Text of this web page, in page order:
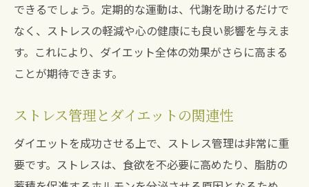
できるでしょう。定期的な運動は、代謝を助けるだけで
なく、ストレスの軽減や心の健康にも良い影響を与えま
す。これにより、ダイエット全体の効果がさらに高まる
ことが期待できます。
ストレス管理とダイエットの関連性
ダイエットを成功させる上で、ストレス管理は非常に重
要です。ストレスは、食欲を不必要に高めたり、脂肪の